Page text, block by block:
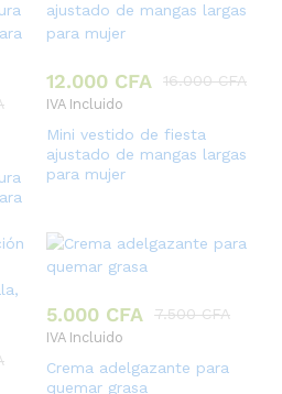
12.000 CFA 16.000CFA
IVA Incluido
Mini vestido de fiesta
ajustado de mangas largas
para mujer
5.000 CFA 7.500CFA
IVA Incluido
Crema adelgazante para
quemar grasa